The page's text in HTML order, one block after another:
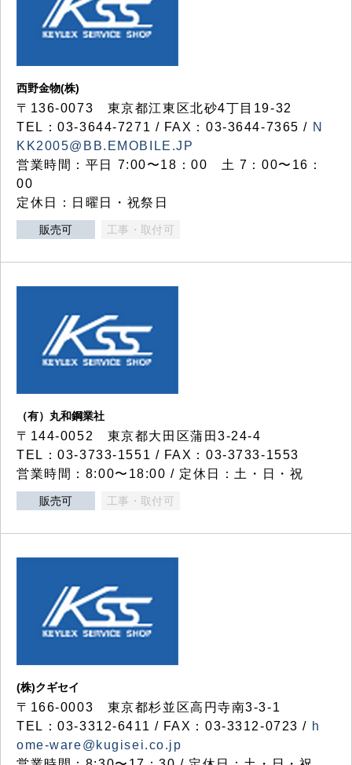
西野金物(株)
〒136-0073 東京都江東区北砂4丁目19-32
TEL：03‐3644‐7271 / FAX：03-3644-7365 / N
KK2005@BB.EMOBILE.JP
営業時間：平日 7:00〜18：00 土 7：00〜16：
00
定休日：日曜日・祝祭日
販売可 工事・取付可
（有）丸和鋼業社
〒144-0052 東京都大田区蒲田3-24-4
TEL：03-3733-1551 / FAX：03-3733-1553
営業時間：8:00〜18:00 / 定休日：土・日・祝
販売可 工事・取付可
(株)クギセイ
〒166-0003 東京都杉並区高円寺南3-3-1
TEL：03-3312-6411 / FAX：03-3312-0723 / h
ome-ware@kugisei.co.jp